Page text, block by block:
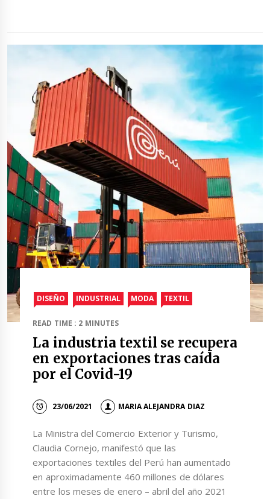
DISEÑO INDUSTRIAL MODA TEXTIL
READ TIME : 2 MINUTES
La industria textil se recupera
en exportaciones tras caída
por el Covid-19
23/06/2021 MARIA ALEJANDRA DIAZ
La Ministra del Comercio Exterior y Turismo,
Claudia Cornejo, manifestó que las
exportaciones textiles del Perú han aumentado
en aproximadamente 460 millones de dólares
entre los meses de enero – abril del año 2021